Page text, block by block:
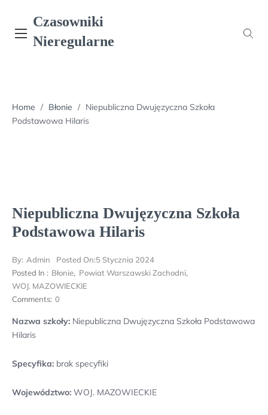
content
Czasowniki
Nieregularne
Home / Błonie / Niepubliczna Dwujęzyczna Szkoła
Podstawowa Hilaris
Niepubliczna Dwujęzyczna Szkoła
Podstawowa Hilaris
By: Admin Posted On:5 Stycznia 2024
Posted In : Błonie, Powiat Warszawski Zachodni,
WOJ. MAZOWIECKIE
Comments: 0
Nazwa szkoły: Niepubliczna Dwujęzyczna Szkoła Podstawowa
Hilaris
Specyfika: brak specyfiki
Województwo: WOJ. MAZOWIECKIE